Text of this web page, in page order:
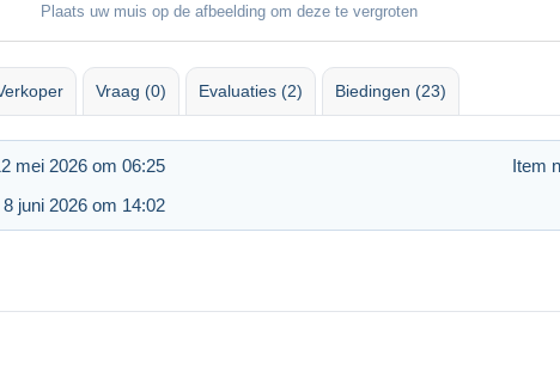
Plaats uw muis op de afbeelding om deze te vergroten
Vraag (0) Evaluaties (2) Biedingen (23)
mei 2026 om 06:25
Item
juni 2026 om 14:02